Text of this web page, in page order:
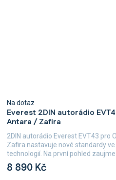
Everest 2DIN autorádio
Antara / Zafira
Na dotaz
8 890 Kč
2DIN autorádio Everest EVT43 pro
Zafira nastavuje nové standardy
technologií. Na první pohled zaujme